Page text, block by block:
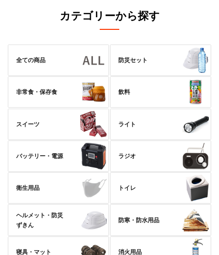
カテゴリーから探す
全ての商品 防災セット
非常食・保存食 飲料
スイーツ ライト
バッテリー・電源 ラジオ
衛生用品 トイレ
ヘルメット・防災
ずきん
防寒・防水用品
寝具・マット 消火用品